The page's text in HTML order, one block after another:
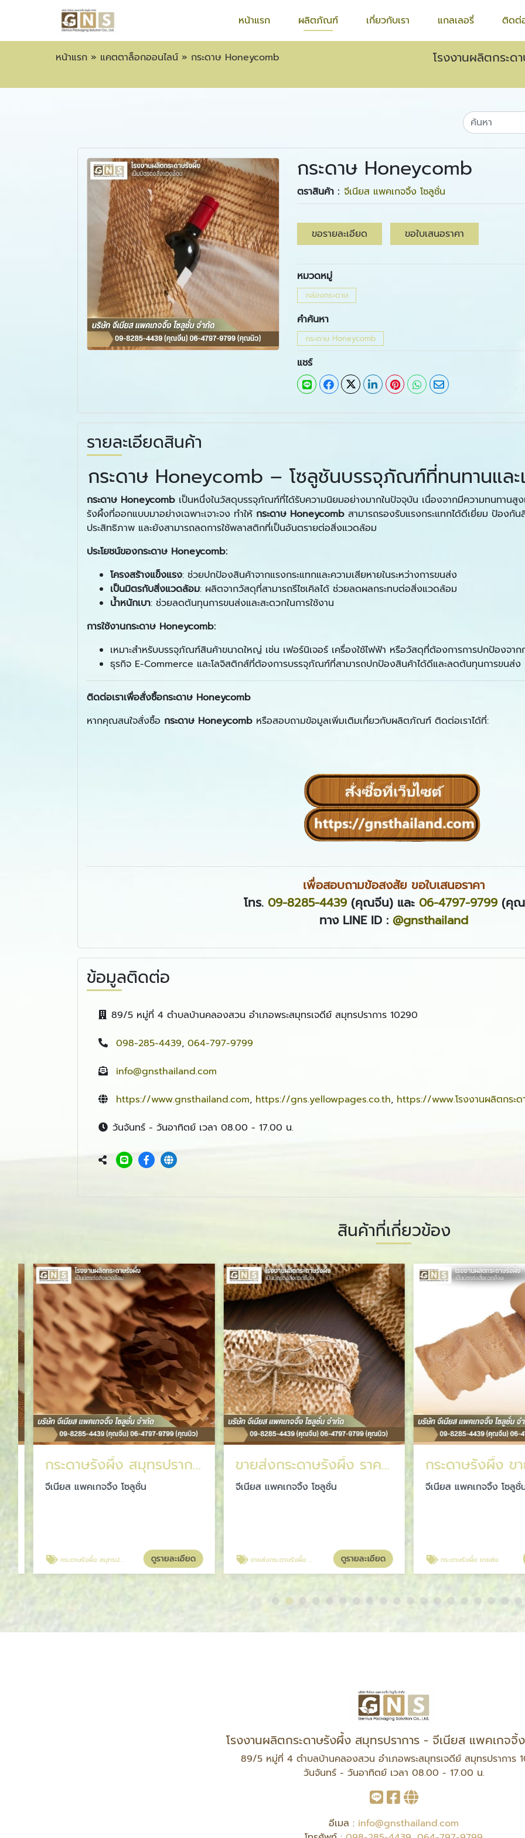
หน้าแรก ผลิตภัณฑ์ เกี่ยวกับเรา แกลเลอรี่ ติดต่
หน้าแรก » แคตตาล็อกออนไลน์ » กระดาษ Honeycomb โรงงานผลิตกระ
กระดาษ Honeycomb
ตราสินค้า : จีเนียส แพคเกจจิ้ง โซลูชั่น
ขอรายละเอียด ขอใบเสนอราคา
หมวดหมู่
กล่องกระดาษ
คำค้นหา
กระดาษ Honeycomb
แชร์
รายละเอียดสินค้า
กระดาษ Honeycomb – โซลูชันบรรจุภัณฑ์ที่ทนทานแล
กระดาษ Honeycomb เป็นหนึ่งในวัสดุบรรจุภัณฑ์ที่ได้รับความนิยมอย่างมากในปัจจุบัน เนื่องจากมีความทนทาน
รังผึ้งที่ออกแบบมาอย่างเฉพาะเจาะจง ทำให้ กระดาษ Honeycomb สามารถรองรับแรงกระแทกได้ดีเยี่ยม ป้องกัน
ประสิทธิภาพ และยังสามารถลดการใช้พลาสติกที่เป็นอันตรายต่อสิ่งแวดล้อม
ประโยชน์ของกระดาษ Honeycomb:
โครงสร้างแข็งแรง: ช่วยปกป้องสินค้าจากแรงกระแทกและความเสียหายในระหว่างการขนส่ง
เป็นมิตรกับสิ่งแวดล้อม: ผลิตจากวัสดุที่สามารถรีไซเคิลได้ ช่วยลดผลกระทบต่อสิ่งแวดล้อม
น้ำหนักเบา: ช่วยลดต้นทุนการขนส่งและสะดวกในการใช้งาน
การใช้งานกระดาษ Honeycomb:
เหมาะสำหรับบรรจุภัณฑ์สินค้าขนาดใหญ่ เช่น เฟอร์นิเจอร์ เครื่องใช้ไฟฟ้า หรือวัสดุที่ต้องการการปกป้องจาก
ธุรกิจ E-Commerce และโลจิสติกส์ที่ต้องการบรรจุภัณฑ์ที่สามารถปกป้องสินค้าได้ดีและลดต้นทุนการขนส่ง
ติดต่อเราเพื่อสั่งซื้อกระดาษ Honeycomb
หากคุณสนใจสั่งซื้อ กระดาษ Honeycomb หรือสอบถามข้อมูลเพิ่มเติมเกี่ยวกับผลิตภัณฑ์ ติดต่อเราได้ที่:
เพื่อสอบถามข้อสงสัย ขอใบเสนอราคา
โทร. 09-8285-4439 (คุณจีน) และ 06-4797-9799 (คุ
ทาง LINE ID : @gnsthailand
ข้อมูลติดต่อ
89/5 หมู่ที่ 4 ตำบลบ้านคลองสวน อำเภอพระสมุทรเจดีย์ สมุทรปราการ 10290
098-285-4439, 064-797-9799
info@gnsthailand.com
https://www.gnsthailand.com, https://gns.yellowpages.co.th, https://www.โรงงานผลิตกระ
วันจันทร์ - วันอาทิตย์ เวลา 08.00 - 17.00 น.
สินค้าที่เกี่ยวข้อง
กระดาษรังผึ้ง สมุทรปราการ
จีเนียส แพคเกจจิ้ง โซลูชั่น
กระดาษรังผึ้ง สมุทรปราการ ดูรายละเอียด
ขายส่งกระดาษรังผึ้ง ราคาส่ง
จีเนียส แพคเกจจิ้ง โซลูชั่น
ขายส่งกระดาษรังผึ้ง ราคาส่ง ดูรายละเอียด
กระดาษรังผึ้ง ขาย
จีเนียส แพคเกจจิ้ง โซลูชั่น
กระดาษรังผึ้ง ขายส่ง
โรงงานผลิตกระดาษรังผึ้ง สมุทรปราการ - จีเนียส แพคเกจจิ้
89/5 หมู่ที่ 4 ตำบลบ้านคลองสวน อำเภอพระสมุทรเจดีย์ สมุทรปราการ
วันจันทร์ - วันอาทิตย์ เวลา 08.00 - 17.00 น.
อีเมล : info@gnsthailand.com